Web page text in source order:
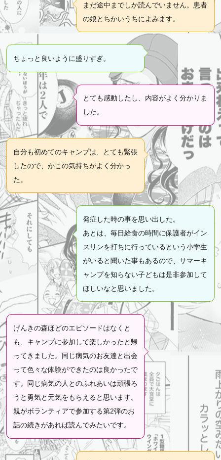
まだ途中までしか読んでいません。患者
の娘とちかいうちによみます。
ちょっと良いように盛りすぎ。
とても感動したし、内容がよく分かりま
した。
自分も初めてのキャンプは、とても緊張
したので、かこの気持ちがよく分かっ
た。
発症した時の事を思い出した。
あとは、毎日給食の時間に保護者がイン
スリンを打ちに行っているという小学生
がいると聞いた事もあるので、サマーキ
ャンプを知らない子どもは是非参加して
ほしいなと思いました。
げんきの森ほどのエピソードはなくと
も、キャンプに参加して楽しかったと帰
ってきました。同じ病気のお友達と出会
って色々な体験ができたのは良かったで
す。同じ病気の人とのふれあいは頑張ろ
うと勇気と元気をもらえると思います。
親がボランティアで参加する第2弾のお
話の続きがあれば読んでみたいです。